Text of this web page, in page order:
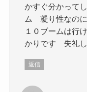
かすぐ分かって
ム 凝り性なの
１０ブームは行
かりです 失礼
返信